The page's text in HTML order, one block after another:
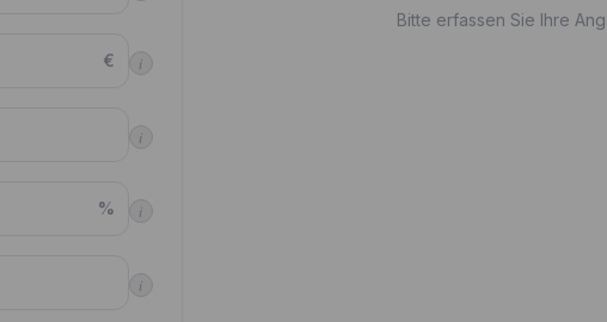
€ i
i
% i
i
Bitte erfassen Sie Ihre